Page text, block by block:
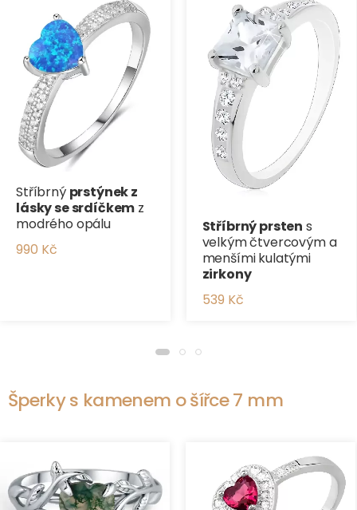
Stříbrný prstýnek z
lásky se srdíčkem z
modrého opálu
990 Kč
Stříbrný prsten s
velkým čtvercovým a
menšími kulatými
zirkony
539 Kč
Šperky s kamenem o šířce 7 mm